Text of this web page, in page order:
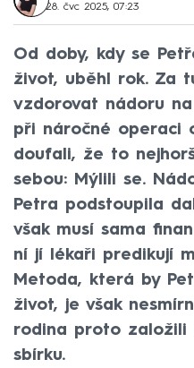
28. čvc 2025, 07:23
Od doby, kdy se
život, uběhl rok. Za
vzdorovat nádoru
při náročné operaci
doufali, že to
sebou: Mýlili se.
Petra podstoupila
však musí sama
ní jí lékaři predikují
Metoda, která by
život, je však
rodina proto založili
sbírku.